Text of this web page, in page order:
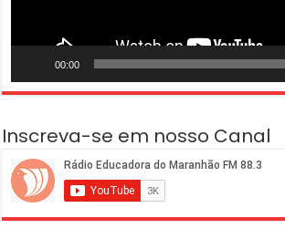
00:00
Inscreva-se em nosso Canal